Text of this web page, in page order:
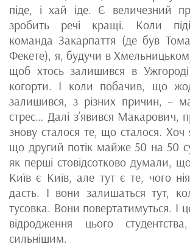
піде, і хай іде. Є величезний
зробить речі кращі. Коли
команда Закарпаття (де був
Фекете), я, будучи в
щоб хтось залишився в Ужгороді
когорти. І коли побачив, що
залишився, з різних причин, –
стрес… Далі з’явився Макарович,
знову сталося те, що сталося. Хоч
що другий потік майже 50 на 50
як перші стовідсотково думали, що
Київ є Київ, але тут є те, чого
дасть. І вони залишаться тут,
тусовка. Вони повертатимуться. І
відродження цього
сильнішим.